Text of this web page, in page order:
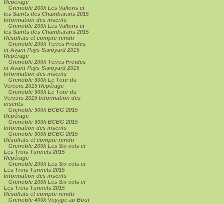
Repérage
Grenoble 200k Les Vallons et
les Saints des Chambarans 2015
Information des inscrits
Grenoble 200k Les Vallons et
les Saints des Chambarans 2015
Résultats et compte-rendu
Grenoble 200k Terres Froides
et Avant Pays Savoyard 2015
Repérage
Grenoble 200k Terres Froides
et Avant Pays Savoyard 2015
Information des inscrits
Grenoble 300k Le Tour du
Vercors 2015 Repérage
Grenoble 300k Le Tour du
Vercors 2015 Information des
inscrits
Grenoble 300k BCBG 2015
Repérage
Grenoble 300k BCBG 2015
Information des inscrits
Grenoble 300k BCBG 2015
Résultats et compte-rendu
Grenoble 200k Les Six cols et
Les Trois Tunnels 2015
Repérage
Grenoble 200k Les Six cols et
Les Trois Tunnels 2015
Information des inscrits
Grenoble 200k Les Six cols et
Les Trois Tunnels 2015
Résultats et compte-rendu
Grenoble 400k Voyage au Bout